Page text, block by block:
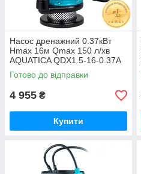
Насос дренажний 0.37кВт
Hmax 16м Qmax 150 л/хв
AQUATICA QDX1.5-16-0.37A
(773231)
Готово до відправки
4 955 ₴
Купити